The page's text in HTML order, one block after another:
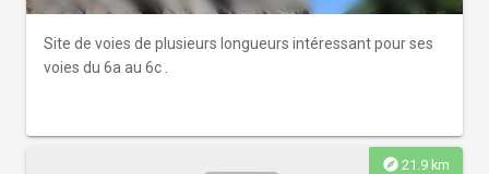
Site de voies de plusieurs longueurs intéressant pour ses
voies du 6a au 6c .
explore 21.9 km